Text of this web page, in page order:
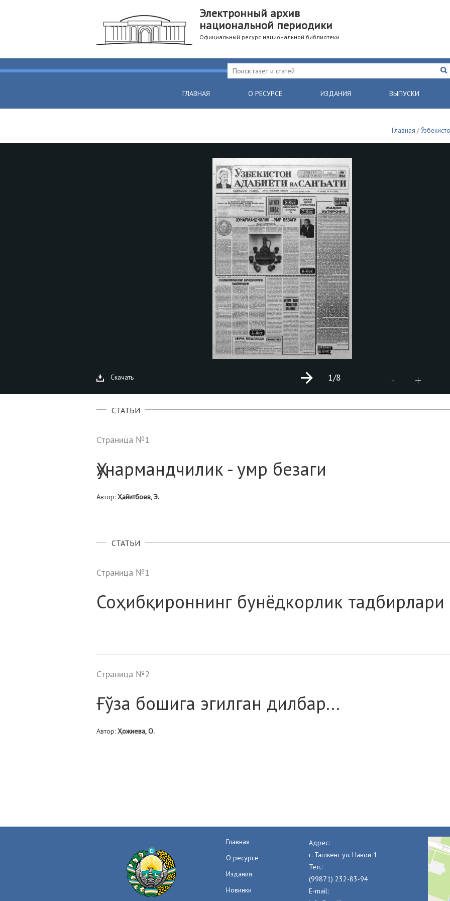
Электронный архив
национальной периодики
Официальный ресурс национальной библиотеки
ГЛАВНАЯ О РЕСУРСЕ ИЗДАНИЯ ВЫПУСКИ
Главная /
Скачать - +
1/8
СТАТЬИ
Страница №1
Ҳунармандчилик - умр безаги
Автор: Ҳайитбоев, Э.
СТАТЬИ
Страница №1
Соҳибқироннинг бунёдкорлик тадбирлари
Страница №2
Ғўза бошига эгилган дилбар...
Автор: Ҳожиева, О.
Главная
О ресурсе
Издания
Новинки
Адрес:
г. Ташкент ул. Навои 1
Тел.:
(99871) 232-83-94
E-mail: